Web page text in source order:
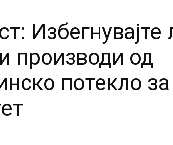
Избегнувајте
производи од
потекло